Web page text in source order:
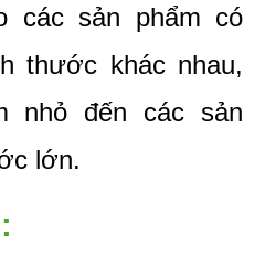
các sản phẩm có
thước khác nhau,
nhỏ đến các sản
lớn.